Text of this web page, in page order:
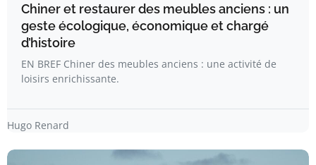
Chiner et restaurer des meubles anciens : un
geste écologique, économique et chargé
d’histoire
EN BREF Chiner des meubles anciens : une activité de
loisirs enrichissante.
Hugo Renard